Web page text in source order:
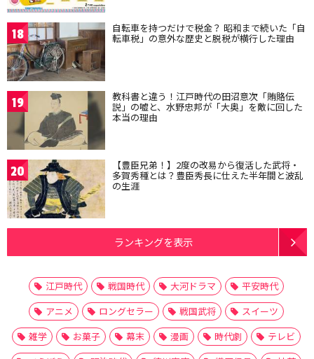
18 自転車を持つだけで税金？ 昭和まで続いた「自
転車税」の意外な歴史と脱税が横行した理由
19 教科書と違う！江戸時代の田沼意次「賄賂伝
説」の嘘と、水野忠邦が「大奥」を敵に回した
本当の理由
20 【豊臣兄弟！】2度の改易から復活した武将・
多賀秀種とは？豊臣秀長に仕えた半年間と波乱
の生涯
ランキングを表示
江戸時代 戦国時代 大河ドラマ
平安時代
アニメ
ロングセラー 戦国武将
スイーツ
雑学
お菓子 幕末 漫画 時代劇
テレビ